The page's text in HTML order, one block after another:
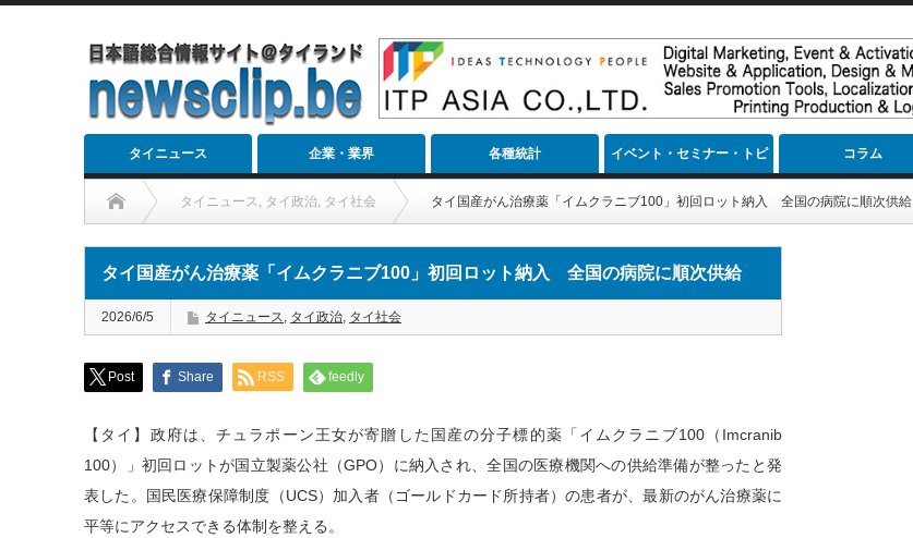
タイニュース 企業・業界 各種統計 イベント・セミナー・トピ
ック
コラム
タイニュース, タイ政治, タイ社会 タイ国産がん治療薬「イムクラニブ100」初回ロット納入 全国の病院に順次供給
タイ国産がん治療薬「イムクラニブ100」初回ロット納入 全国の病院に順次供給
2026/6/5 タイニュース, タイ政治, タイ社会
Post Share RSS feedly
【タイ】政府は、チュラポーン王女が寄贈した国産の分子標的薬「イムクラニブ100（Imcranib
100）」初回ロットが国立製薬公社（GPO）に納入され、全国の医療機関への供給準備が整ったと発
表した。国民医療保障制度（UCS）加入者（ゴールドカード所持者）の患者が、最新のがん治療薬に
平等にアクセスできる体制を整える。